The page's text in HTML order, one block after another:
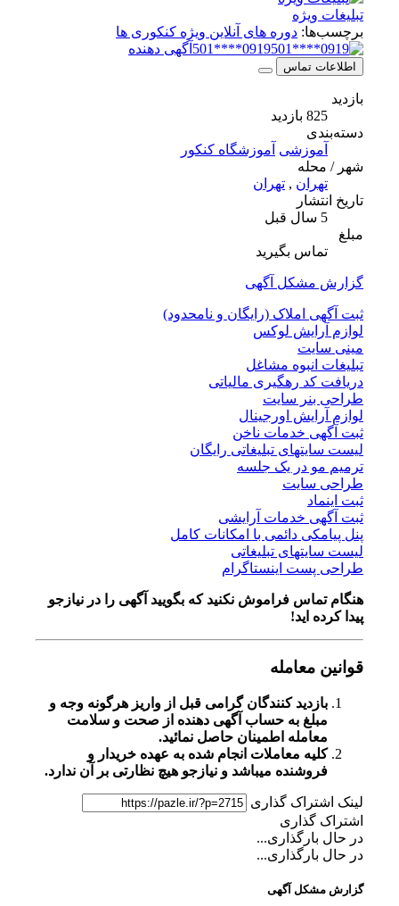
تبلیغات ویژه
برچسب‌ها:دوره های آنلاین ویژه کنکوری ها
0919****501
آگهی دهنده
اطلاعات تماس
دسته‌بندی
آموزشی آموزشگاه کنکور
شهر / محله
تهران,تهران
تاریخ انتشار
تماس بگیرید
گزارش مشکل آگهی
ثبت آگهی املاک (رایگان و نامحدود)
لوازم آرایش لوکس
مینی سایت
تبلیغات انبوه مشاغل
دریافت کد رهگیری مالیاتی
طراحی بنر سایت
لوازم آرایش اورجینال
ثبت آگهی خدمات ناخن
لیست سایتهای تبلیغاتی رایگان
ترمیم مو در یک جلسه
طراحی سایت
ثبت اینماد
ثبت آگهی خدمات آرایشی
پنل پیامکی دائمی با امکانات کامل
لیست سایتهای تبلیغاتی
طراحی پست اینستاگرام
هنگام تماس فراموش نکنید که بگویید آگهی را در نیازجو
پیدا کرده اید!
قوانین معامله
بازدید کنندگان گرامی قبل از واریز هرگونه وجه و
مبلغ به حساب آگهی دهنده از صحت و سلامت
معامله اطمینان حاصل نمائید.
کلیه معاملات انجام شده به عهده خریدار و
فروشنده میباشد و نیازجو هیچ نظارتی بر آن ندارد.
لینک اشتراک گذاری
اشتراک گذاری
در حال بارگذاری...
در حال بارگذاری...
گزارش مشکل آگهی